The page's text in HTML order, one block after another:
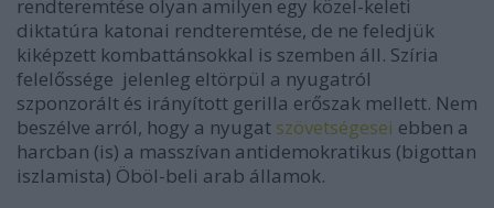
rendteremtése olyan amilyen egy közel-keleti
diktatúra katonai rendteremtése, de ne feledjük
kiképzett kombattánsokkal is szemben áll. Szíria
felelőssége jelenleg eltörpül a nyugatról
szponzorált és irányított gerilla erőszak mellett. Nem
beszélve arról, hogy a nyugat szövetségesei ebben a
harcban (is) a masszívan antidemokratikus (bigottan
iszlamista) Öböl-beli arab államok.